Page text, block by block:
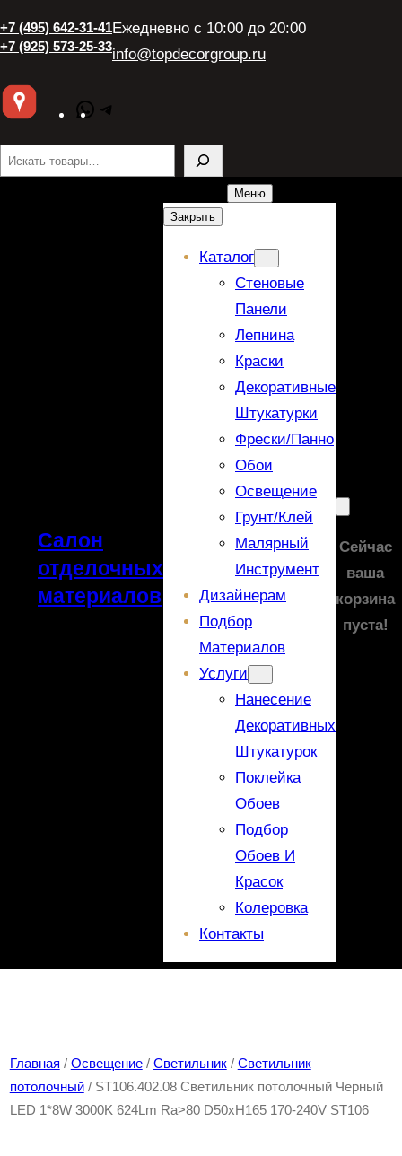
+7 (495) 642-31-41
+7 (925) 573-25-33
Ежедневно с 10:00 до 20:00
info@topdecorgroup.ru
WhatsApp
Поиск
Салон
отделочных
материалов
Меню
Закрыть
Каталог
Стеновые
Панели
Лепнина
Краски
Декоративные
Штукатурки
Фрески/панно
Обои
Освещение
Грунт/Клей
Малярный
Инструмент
Дизайнерам
Подбор
Материалов
Услуги
Нанесение
Декоративных
Штукатурок
Поклейка
Обоев
Подбор
Обоев И
Красок
Колеровка
Контакты
Сейчас
ваша
корзина
пуста!
Главная / Освещение/ Светильник/ Светильник
потолочный/ ST106.402.08 Светильник потолочный Черный
LED 1*8W 3000K 624Lm Ra>80 D50xH165 170-240V ST106